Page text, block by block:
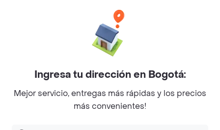
Facebook
Twitter
Instagram
©2026Rappi Inc. All rights reserved.
Ingresa tu dirección en Bogotá:
Mejor servicio, entregas más rápidas y los precios
más convenientes!